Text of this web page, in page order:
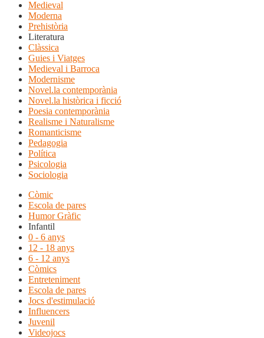
Medieval
Moderna
Prehistòria
Literatura
Clàssica
Guies i Viatges
Medieval i Barroca
Modernisme
Novel.la contemporània
Novel.la històrica i ficció
Poesia contemporània
Realisme i Naturalisme
Romanticisme
Pedagogia
Política
Psicologia
Sociologia
Còmic
Escola de pares
Humor Gràfic
Infantil
0 - 6 anys
12 - 18 anys
6 - 12 anys
Còmics
Entreteniment
Escola de pares
Jocs d'estimulació
Influencers
Juvenil
Videojocs